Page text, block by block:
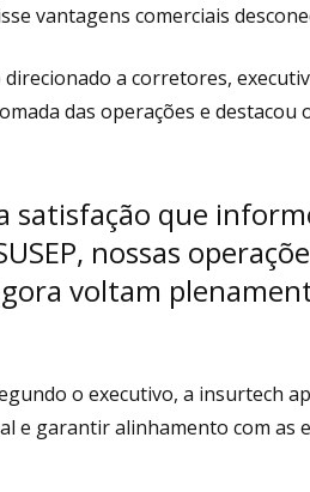
vantagens comerciais
a corretores,
das operações e
satisfação que
nossas
voltam
o executivo, a insurtech
e garantir alinhamento com as